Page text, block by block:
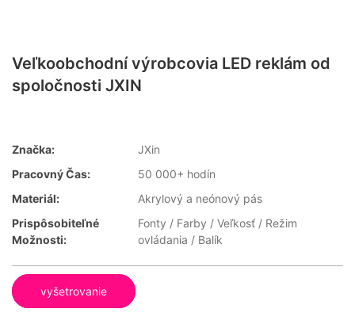
Veľkoobchodní výrobcovia LED reklám od
spoločnosti JXIN
Značka:
JXin
Pracovný Čas:
50 000+ hodín
Materiál:
Akrylový a neónový pás
Prispôsobiteľné
Možnosti:
Fonty / Farby / Veľkosť / Režim
ovládania / Balík
vyšetrovanie